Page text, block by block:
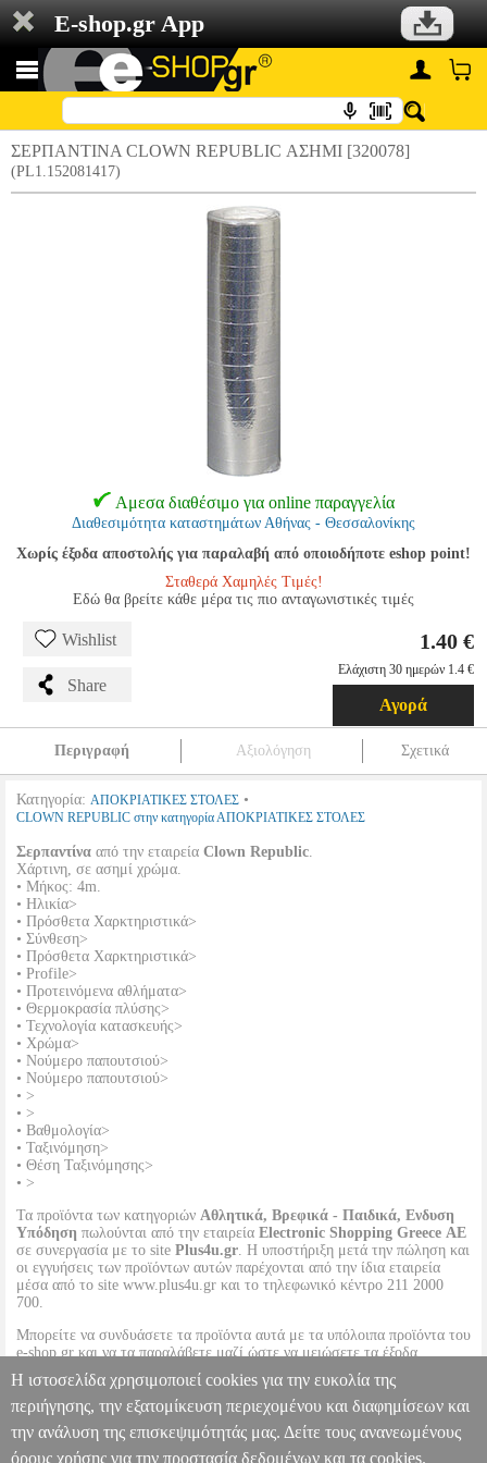
E-shop.gr App
ΣΕΡΠΑΝΤΙΝΑ CLOWN REPUBLIC ΑΣΗΜΙ [320078]
(PL1.152081417)
Αμεσα διαθέσιμο για online παραγγελία
Διαθεσιμότητα καταστημάτων Αθήνας - Θεσσαλονίκης
Χωρίς έξοδα αποστολής για παραλαβή από οποιοδήποτε eshop point!
Σταθερά Χαμηλές Τιμές!
Εδώ θα βρείτε κάθε μέρα τις πιο ανταγωνιστικές τιμές
Wishlist
Share
1.40 €
Ελάχιστη 30 ημερών 1.4 €
Αγορά
Περιγραφή Αξιολόγηση Σχετικά
Κατηγορία: ΑΠΟΚΡΙΑΤΙΚΕΣ ΣΤΟΛΕΣ •
CLOWN REPUBLIC στην κατηγορία ΑΠΟΚΡΙΑΤΙΚΕΣ ΣΤΟΛΕΣ
Σερπαντίνα από την εταιρεία Clown Republic.
Χάρτινη, σε ασημί χρώμα.
• Μήκος: 4m.
• Ηλικία>
• Πρόσθετα Χαρκτηριστικά>
• Σύνθεση>
• Πρόσθετα Χαρκτηριστικά>
• Profile>
• Προτεινόμενα αθλήματα>
• Θερμοκρασία πλύσης>
• Τεχνολογία κατασκευής>
• Χρώμα>
• Νούμερο παπουτσιού>
• Νούμερο παπουτσιού>
• >
• >
• Βαθμολογία>
• Ταξινόμηση>
• Θέση Ταξινόμησης>
• >
Τα προϊόντα των κατηγοριών Αθλητικά, Βρεφικά - Παιδικά, Ενδυση
Υπόδηση πωλούνται από την εταιρεία Electronic Shopping Greece ΑΕ
σε συνεργασία με το site Plus4u.gr. Η υποστήριξη μετά την πώληση και
οι εγγυήσεις των προϊόντων αυτών παρέχονται από την ίδια εταιρεία
μέσα από το site www.plus4u.gr και το τηλεφωνικό κέντρο 211 2000
700.
Μπορείτε να συνδυάσετε τα προϊόντα αυτά με τα υπόλοιπα προϊόντα του
e-shop.gr και να τα παραλάβετε μαζί ώστε να μειώσετε τα έξοδα
αποστολής. Μπορείτε επίσης να παραλάβετε από οποιοδήποτε eshop
point με μηδενικά έξοδα αποστολής ανεξαρτήτως ύψους παραγγελίας!
ΣΕΡΠΑΝΤΙΝΑ CLOWN REPUBLIC ΑΣΗΜΙ [320078]
PL1.152081417 PL1.152081417 CLOWN REPUBLIC CLOWN
Η ιστοσελίδα χρησιμοποιεί cookies για την ευκολία της
περιήγησης, την εξατομίκευση περιεχομένου και διαφημίσεων και
την ανάλυση της επισκεψιμότητάς μας. Δείτε τους ανανεωμένους
όρους χρήσης για την προστασία δεδομένων και τα cookies.